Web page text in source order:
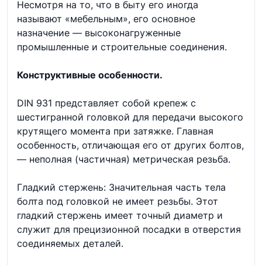
Несмотря на то, что в быту его иногда
называют «мебельным», его основное
назначение — высоконагруженные
промышленные и строительные соединения.
Конструктивные особенности.
DIN 931 представляет собой крепеж с
шестигранной головкой для передачи высокого
крутящего момента при затяжке. Главная
особенность, отличающая его от других болтов,
— неполная (частичная) метрическая резьба.
Гладкий стержень: Значительная часть тела
болта под головкой не имеет резьбы. Этот
гладкий стержень имеет точный диаметр и
служит для прецизионной посадки в отверстия
соединяемых деталей.